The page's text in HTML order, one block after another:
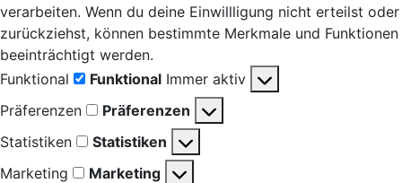
verarbeiten. Wenn du deine Einwillligung nicht erteilst oder
zurückziehst, können bestimmte Merkmale und Funktionen
beeinträchtigt werden.
Funktional
Funktional Immer aktiv
Präferenzen
Präferenzen
Statistiken
Statistiken
Marketing
Marketing